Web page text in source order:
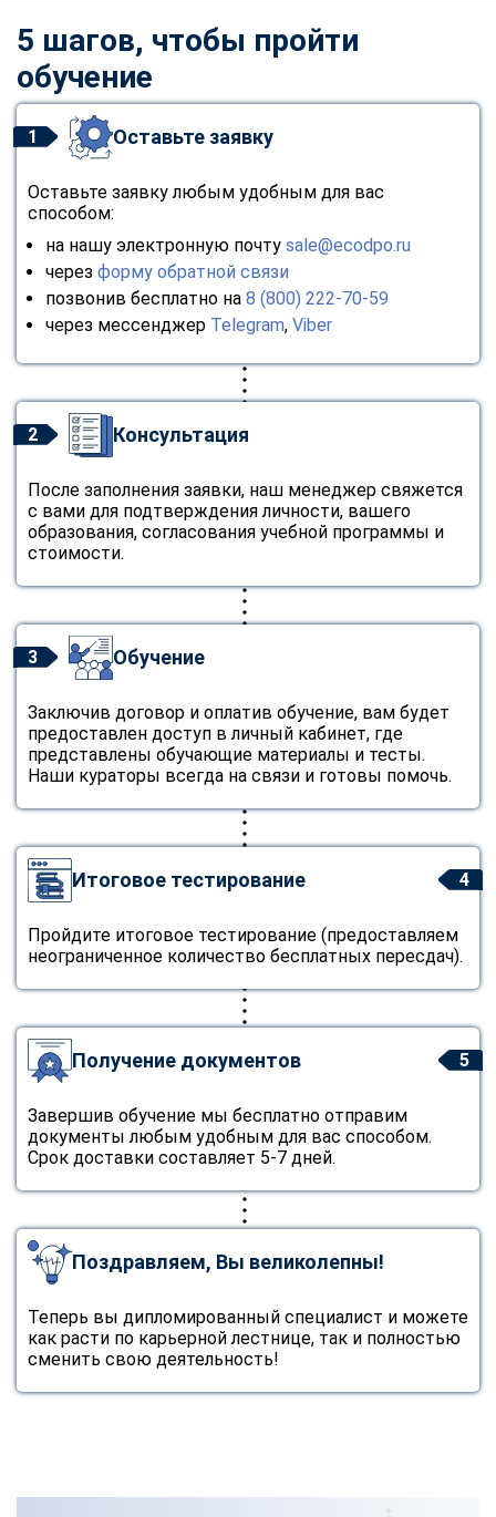
5 шагов, чтобы пройти
обучение
1 Оставьте заявку
Оставьте заявку любым удобным для вас
способом:
на нашу электронную почту sale@ecodpo.ru
через форму обратной связи
позвонив бесплатно на 8 (800) 222-70-59
через мессенджер Telegram, Viber
2 Консультация
После заполнения заявки, наш менеджер свяжется
с вами для подтверждения личности, вашего
образования, согласования учебной программы и
стоимости.
3 Обучение
Заключив договор и оплатив обучение, вам будет
предоставлен доступ в личный кабинет, где
представлены обучающие материалы и тесты.
Наши кураторы всегда на связи и готовы помочь.
4
Итоговое тестирование
Пройдите итоговое тестирование (предоставляем
неограниченное количество бесплатных пересдач).
5
Получение документов
Завершив обучение мы бесплатно отправим
документы любым удобным для вас способом.
Срок доставки составляет 5-7 дней.
Поздравляем, Вы великолепны!
Теперь вы дипломированный специалист и можете
как расти по карьерной лестнице, так и полностью
сменить свою деятельность!